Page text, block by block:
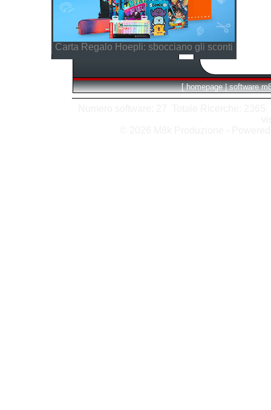
Carta Regalo Hoepli: sbocciano gli sconti
[ homepage | software